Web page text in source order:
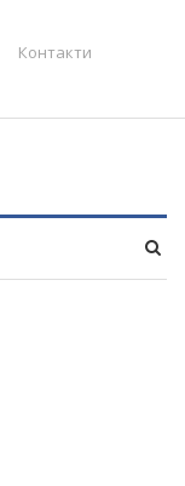
Контакти